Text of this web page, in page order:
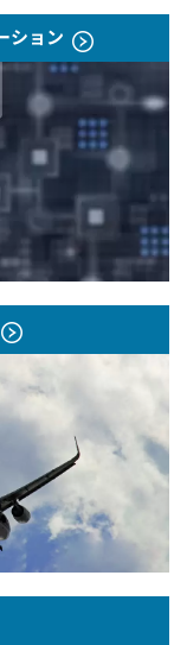
ション